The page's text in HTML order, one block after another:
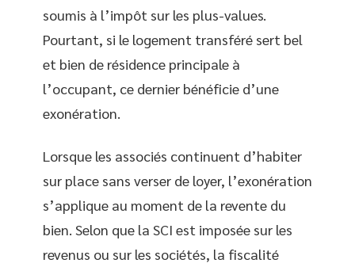
soumis à l’impôt sur les plus-values.
Pourtant, si le logement transféré sert bel
et bien de résidence principale à
l’occupant, ce dernier bénéficie d’une
exonération.
Lorsque les associés continuent d’habiter
sur place sans verser de loyer, l’exonération
s’applique au moment de la revente du
bien. Selon que la SCI est imposée sur les
revenus ou sur les sociétés, la fiscalité